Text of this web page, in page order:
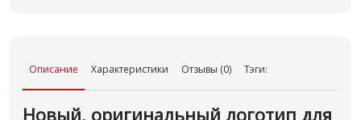
Описание Характеристики Отзывы (0) Тэги:
Новый, оригинальный логотип для